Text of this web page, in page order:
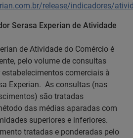
release/indicadores/
Serasa Experian de Atividade
de Atividade do Comércio é
pelo volume de consultas
comerciais à
Experian. As consultas (nas
são tratadas
das médias aparadas com
superiores e inferiores.
tratadas e ponderadas pelo